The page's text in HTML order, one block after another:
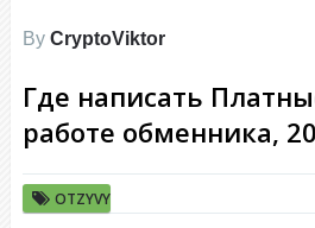
By CryptoViktor
Где написать
работе обменника,
OTZYVY